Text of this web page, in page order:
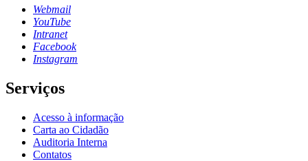
Webmail
YouTube
Intranet
Facebook
Instagram
Serviços
Acesso à informação
Carta ao Cidadão
Auditoria Interna
Contatos